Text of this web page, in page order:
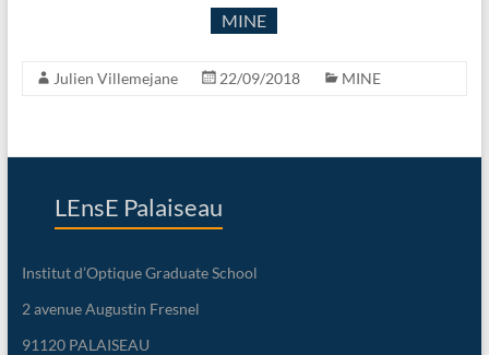
MINE
Julien Villemejane 22/09/2018 MINE
LEnsE Palaiseau
Institut d’Optique Graduate School
2 avenue Augustin Fresnel
91120 PALAISEAU